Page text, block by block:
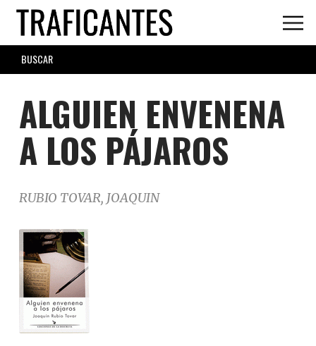
Skip
main
content
SEARCH
FORM
ALGUIEN ENVENENA
A LOS PÁJAROS
RUBIO TOVAR, JOAQUIN